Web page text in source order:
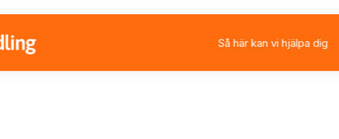
Så här kan vi hjälpa dig